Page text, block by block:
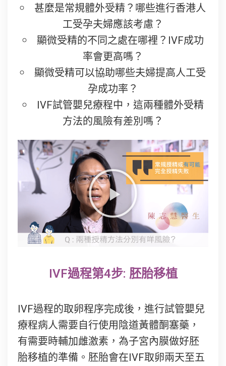
甚麼是常規體外受精？哪些進行香港人
工受孕夫婦應該考慮？
顯微受精的不同之處在哪裡？IVF成功
率會更高嗎？
顯微受精可以協助哪些夫婦提高人工受
孕成功率？
IVF試管嬰兒療程中，這兩種體外受精
方法的風險有差別嗎？
IVF過程第4步: 胚胎移植
IVF過程的取卵程序完成後，進行試管嬰兒
療程病人需要自行使用陰道黃體酮塞藥，
有需要時輔加雌激素，為子宮內膜做好胚
胎移植的準備。胚胎會在IVF取卵兩天至五